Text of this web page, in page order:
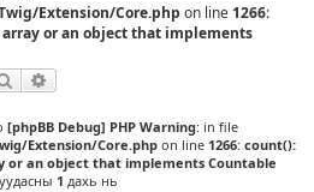
Extension/Core.php on line 1266:
or an object that implements
Хайлт
[phpBB Debug] PHP Warning: in file
Extension/Core.phpon line 1266: count():
or an object that implements Countable
1 дахь нь